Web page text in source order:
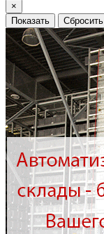
×
Показать
Сбросить